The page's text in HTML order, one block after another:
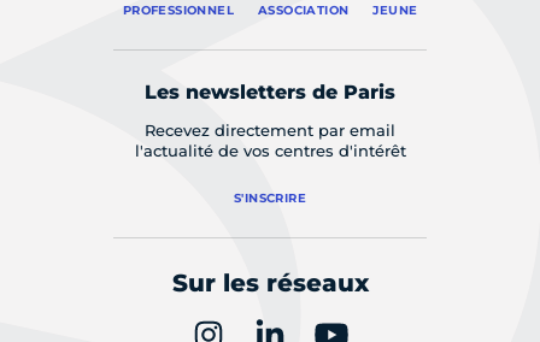
PROFESSIONNEL ASSOCIATION JEUNE
Les newsletters de Paris
Recevez directement par email
l'actualité de vos centres d'intérêt
S'INSCRIRE
Sur les réseaux